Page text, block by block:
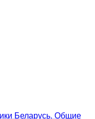
Беларусь. Общие